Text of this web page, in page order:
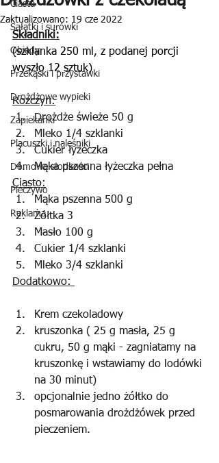
Ciasta
Sałatki i surówki
Obiady
Przekąski i przystawki
Drożdżowe wypieki
Zapiekanki
Placuszki i naleśniki
Domowe słodkości
Pieczywo
Reklama
Zaktualizowano: 19 cze 2022
Składniki:
(szklanka 250 ml, z podanej porcji
wyszło 12 sztuk)
Rozczyn:
Drożdże świeże 50 g
Mleko 1/4 szklanki
Cukier łyżeczka
Mąka pszenna łyżeczka pełna
Ciasto:
Mąka pszenna 500 g
Żółtka 3
Masło 100 g
Cukier 1/4 szklanki
Mleko 3/4 szklanki
Dodatkowo:
Krem czekoladowy
kruszonka ( 25 g masła, 25 g
cukru, 50 g mąki - zagniatamy na
kruszonkę i wstawiamy do lodówki
na 30 minut)
opcjonalnie jedno żółtko do
posmarowania drożdżówek przed
pieczeniem.